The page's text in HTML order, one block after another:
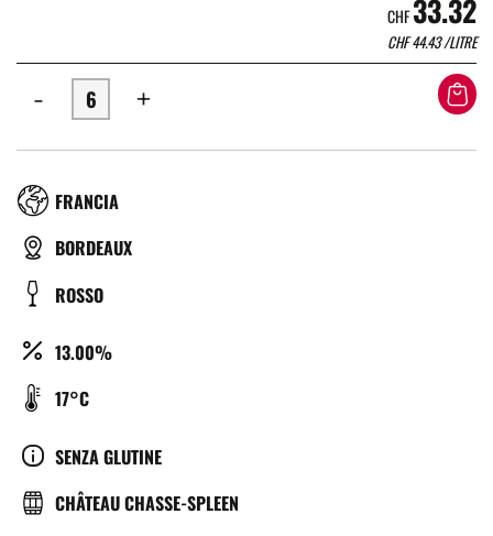
CHF33.32
CHF44.43/LITRE
- +
RÉGION
FRANCIA
TYPE
BIÈRE
BORDEAUX
COULEUR
ROSSO
ALCOOL
13.00%
TEMPÉRATURE
SERVICE
(°C)
17°C
CULTURE
SENZA GLUTINE
BRASSERIE
CHÂTEAU CHASSE-SPLEEN